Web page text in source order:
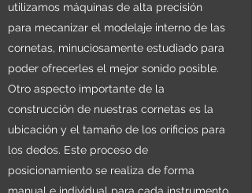
utilizamos máquinas de alta precisión
para mecanizar el modelaje interno de las
cornetas, minuciosamente estudiado para
poder ofrecerles el mejor sonido posible.
Otro aspecto importante de la
construcción de nuestras cornetas es la
ubicación y el tamaño de los orificios para
los dedos. Este proceso de
posicionamiento se realiza de forma